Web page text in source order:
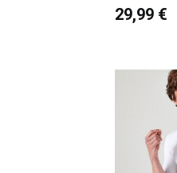
29,99 €